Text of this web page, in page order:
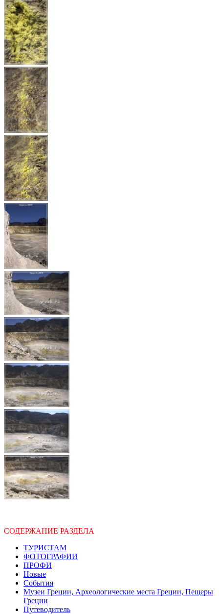
СОДЕРЖАНИЕ РАЗДЕЛА
ТУРИСТАМ
ФОТОГРАФИИ
ПРОФИ
Новые
События
Музеи Греции, Археологические места Греции, Пещеры
Греции
Путеводитель